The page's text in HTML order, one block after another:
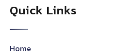
Quick Links
Home